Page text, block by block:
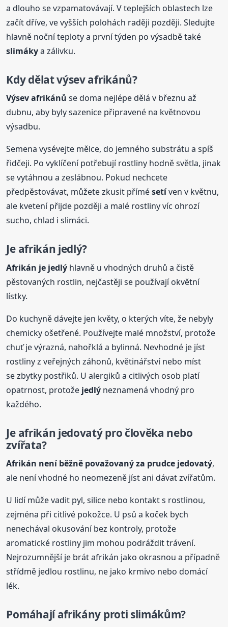
a dlouho se vzpamatovávají. V teplejších oblastech lze
začít dříve, ve vyšších polohách raději později. Sledujte
hlavně noční teploty a první týden po výsadbě také
slimákya zálivku.
Kdy dělat výsev afrikánů?
Výsev afrikánů se doma nejlépe dělá v březnu až
dubnu, aby byly sazenice připravené na květnovou
výsadbu.
Semena vysévejte mělce, do jemného substrátu a spíš
řidčeji. Po vyklíčení potřebují rostliny hodně světla, jinak
se vytáhnou a zeslábnou. Pokud nechcete
předpěstovávat, můžete zkusit přímésetíven v květnu,
ale kvetení přijde později a malé rostliny víc ohrozí
sucho, chlad i slimáci.
Je afrikán jedlý?
Afrikán je jedlý hlavně u vhodných druhů a čistě
pěstovaných rostlin, nejčastěji se používají okvětní
lístky.
Do kuchyně dávejte jen květy, o kterých víte, že nebyly
chemicky ošetřené. Používejte malé množství, protože
chuť je výrazná, nahořklá a bylinná. Nevhodné je jíst
rostliny z veřejných záhonů, květinářství nebo míst
se zbytky postřiků. U alergiků a citlivých osob platí
opatrnost, protože jedlý neznamená vhodný pro
každého.
Je afrikán jedovatý pro člověka nebo
zvířata?
Afrikán není běžně považovaný za prudce jedovatý,
ale není vhodné ho neomezeně jíst ani dávat zvířatům.
U lidí může vadit pyl, silice nebo kontakt s rostlinou,
zejména při citlivé pokožce. U psů a koček bych
nenechával okusování bez kontroly, protože
aromatické rostliny jim mohou podráždit trávení.
Nejrozumnější je brát afrikán jako okrasnou a případně
střídmě jedlou rostlinu, ne jako krmivo nebo domácí
lék.
Pomáhají afrikány proti slimákům?